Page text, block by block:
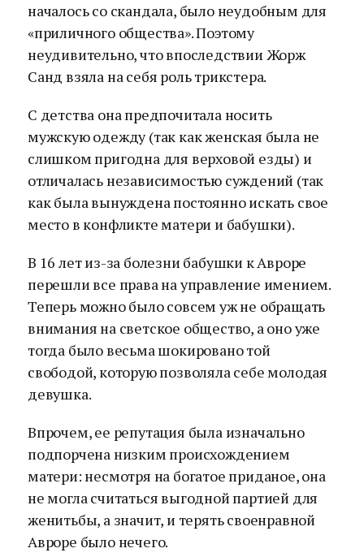
началось со скандала, было неудобным для
«приличного общества». Поэтому
неудивительно, что впоследствии Жорж
Санд взяла на себя роль трикстера.
С детства она предпочитала носить
мужскую одежду (так как женская была не
слишком пригодна для верховой езды) и
отличалась независимостью суждений (так
как была вынуждена постоянно искать свое
место в конфликте матери и бабушки).
В 16 лет из-за болезни бабушки к Авроре
перешли все права на управление имением.
Теперь можно было совсем уж не обращать
внимания на светское общество, а оно уже
тогда было весьма шокировано той
свободой, которую позволяла себе молодая
девушка.
Впрочем, ее репутация была изначально
подпорчена низким происхождением
матери: несмотря на богатое приданое, она
не могла считаться выгодной партией для
женитьбы, а значит, и терять своенравной
Авроре было нечего.